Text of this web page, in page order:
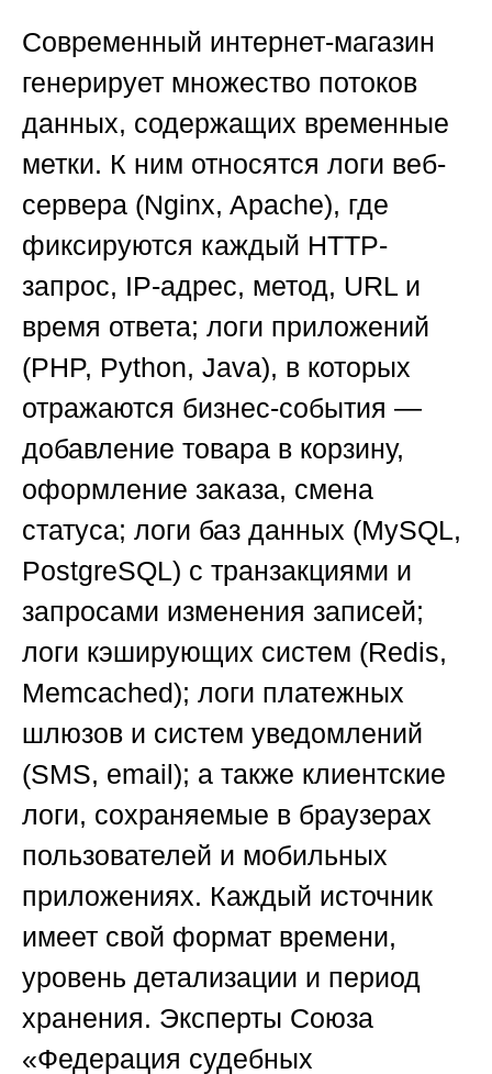
Современный интернет-магазин
генерирует множество потоков
данных, содержащих временные
метки. К ним относятся логи веб-
сервера (Nginx, Apache), где
фиксируются каждый HTTP-
запрос, IP-адрес, метод, URL и
время ответа; логи приложений
(PHP, Python, Java), в которых
отражаются бизнес-события —
добавление товара в корзину,
оформление заказа, смена
статуса; логи баз данных (MySQL,
PostgreSQL) с транзакциями и
запросами изменения записей;
логи кэширующих систем (Redis,
Memcached); логи платежных
шлюзов и систем уведомлений
(SMS, email); а также клиентские
логи, сохраняемые в браузерах
пользователей и мобильных
приложениях. Каждый источник
имеет свой формат времени,
уровень детализации и период
хранения. Эксперты Союза
«Федерация судебных